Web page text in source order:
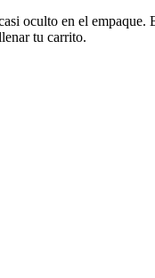
oculto en el empaque.
tu carrito.